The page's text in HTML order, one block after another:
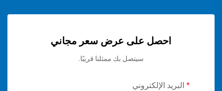
احصل على عرض سعر مجاني
سيتصل بك ممثلنا قريبًا.
البريد الإلكتروني